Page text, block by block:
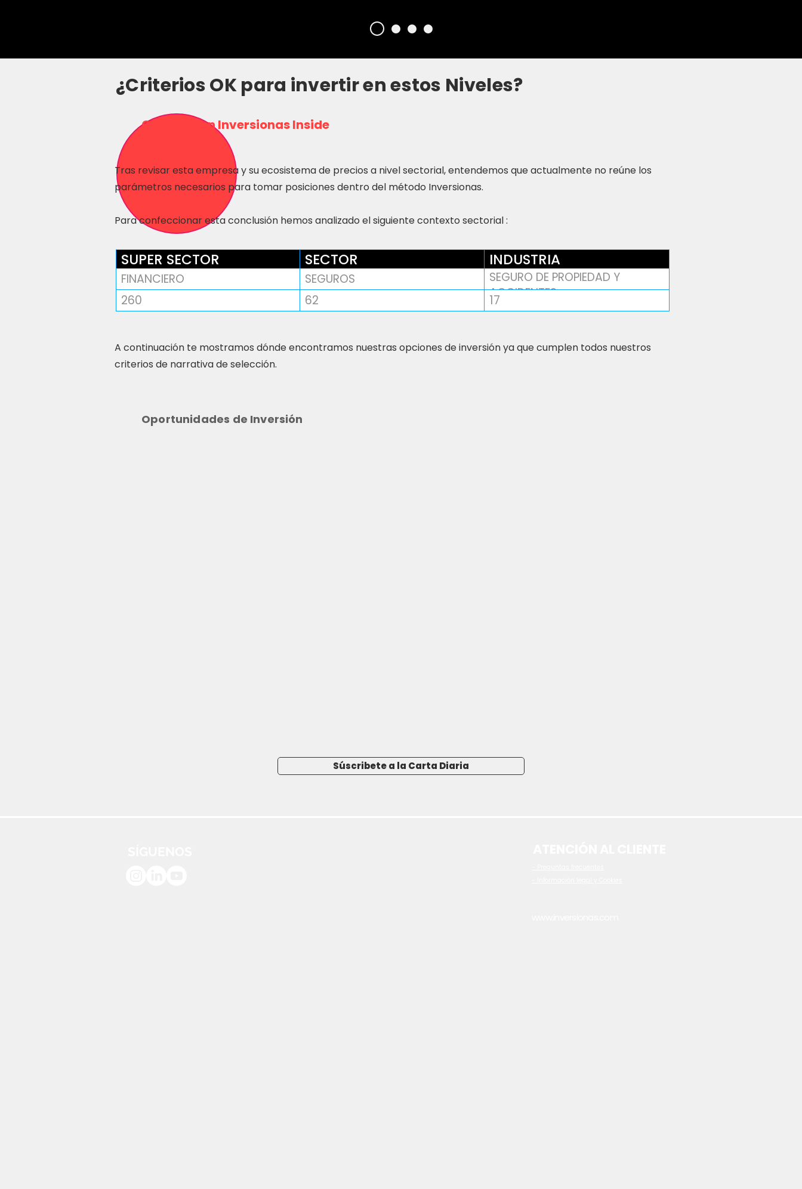
¿Criterios OK para invertir en estos Niveles?
Consulta en Inversionas Inside
Tras revisar esta empresa y su ecosistema de precios a nivel sectorial, entendemos que actualmente no reúne los
parámetros necesarios para tomar posiciones dentro del método Inversionas.
Para confeccionar esta conclusión hemos analizado el siguiente contexto sectorial :
SUPER SECTOR SECTOR INDUSTRIA
FINANCIERO SEGUROS
SEGURO DE PROPIEDAD Y
ACCIDENTES
260 62 17
A continuación te mostramos dónde encontramos nuestras opciones de inversión ya que cumplen todos nuestros
criterios de narrativa de selección.
Oportunidades de Inversión
Súscribete a la Carta Diaria